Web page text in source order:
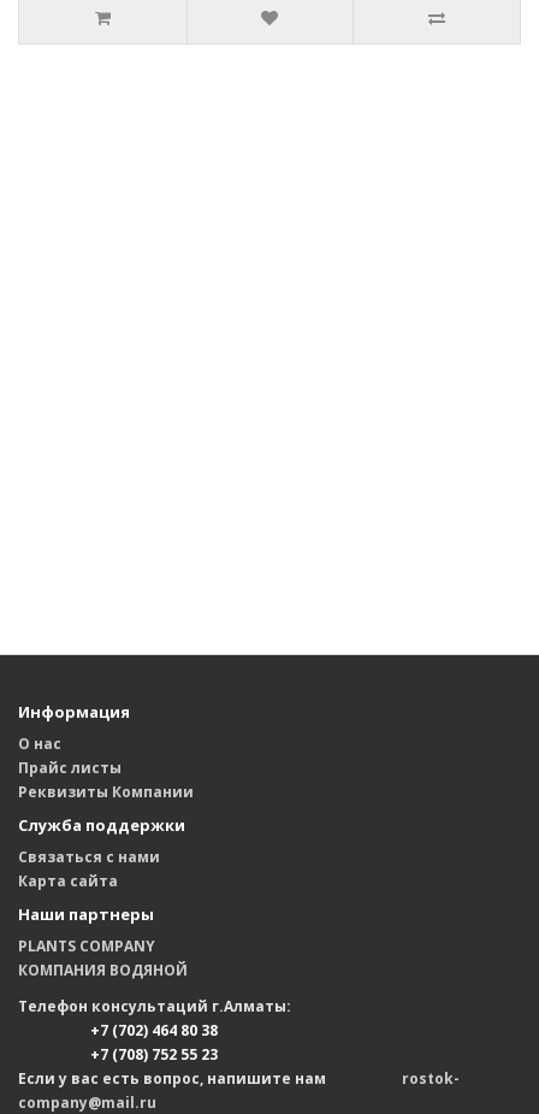
Информация
О нас
Прайс листы
Реквизиты Компании
Служба поддержки
Связаться с нами
Карта сайта
Наши партнеры
PLANTS COMPANY
КОМПАНИЯ ВОДЯНОЙ
Телефон консультаций г.Алматы:
+7 (702) 464 80 38
+7 (708) 752 55 23
Если у вас есть вопрос, напишите нам rostok-
company@mail.ru